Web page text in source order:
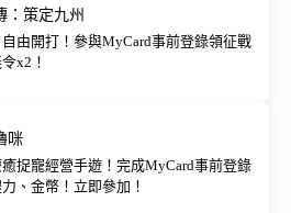
：策定九州
由開打！參與MyCard事前登錄領征戰
x2！
咪
捉寵經營手遊！完成MyCard事前登錄
、金幣！立即參加！